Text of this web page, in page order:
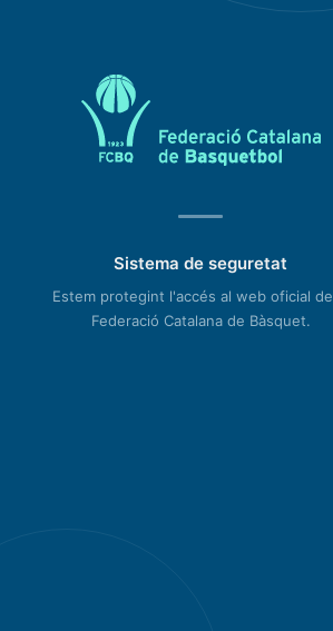
Sistema de seguretat
Estem protegint l'accés al web oficial
Federació Catalana de Bàsquet.